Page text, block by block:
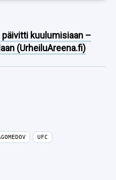
päivitti kuulumisiaan –
(UrheiluAreena.fi)
UFC